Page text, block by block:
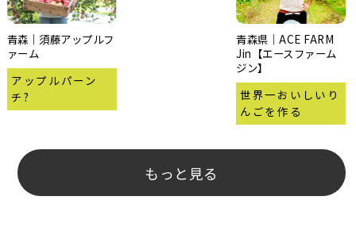
青森｜須藤アップルフ
ァーム
アップルパーン
チ?
青森県｜ACE FARM
Jin【エースファーム
ジン】
世界一おいしいり
んごを作る
もっと見る